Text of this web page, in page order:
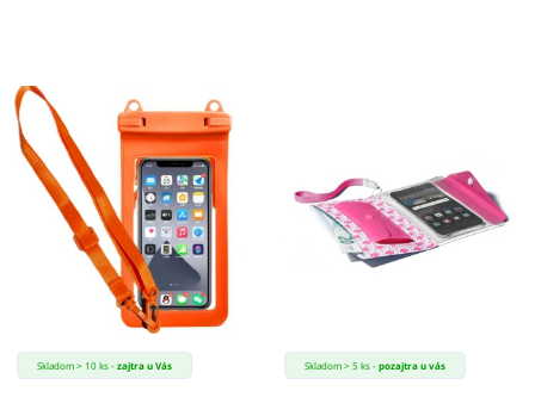
Skladom > 10 ks -zajtra u Vás Skladom > 5 ks -pozajtra u vás